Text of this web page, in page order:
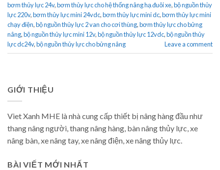
bơm thủy lực 24v,bơm thủy lực cho hệ thống nâng hạ đuôi xe,bộ nguồn thủy
lực 220v,bơm thủy lực mini 24vdc,bơm thủy lực mini dc,bơm thủy lực mini
chạy điện,bộ nguồn thủy lực 2 van cho cơi thùng,bơm thủy lực cho bửng
nâng,bộ nguồn thủy lực mini 12v,bộ nguồn thủy lực 12vdc,bộ nguồn thủy
lực dc24v,bộ nguồn thủy lực cho bửng nâng Leave a comment
GIỚI THIỆU
Viet Xanh MHE là nhà cung cấp thiết bị nâng hàng đầu như
thang nâng người, thang nâng hàng, bàn nâng thủy lực, xe
nâng bàn, xe nâng tay, xe nâng điện, xe nâng thủy lực.
BÀI VIẾT MỚI NHẤT